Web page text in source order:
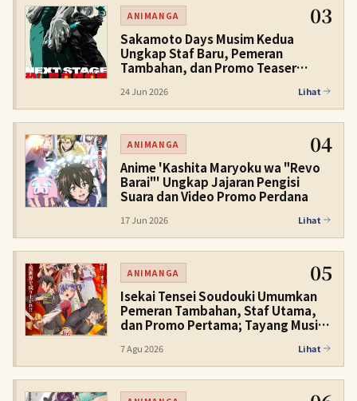
ANIMANGA 03
Sakamoto Days Musim Kedua
Ungkap Staf Baru, Pemeran
Tambahan, dan Promo Teaser
24 Jun 2026 Lihat
ANIMANGA 04
Anime 'Kashita Maryoku wa "Revo
Barai"' Ungkap Jajaran Pengisi
Suara dan Video Promo Perdana
17 Jun 2026 Lihat
ANIMANGA 05
Isekai Tensei Soudouki Umumkan
Pemeran Tambahan, Staf Utama,
dan Promo Pertama; Tayang Musim
7 Agu 2026 Lihat